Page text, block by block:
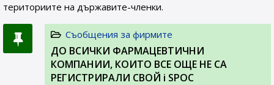
териториите на държавите-членки.
Съобщения за фирмите
ДО ВСИЧКИ ФАРМАЦЕВТИЧНИ
КОМПАНИИ, КОИТО ВСЕ ОЩЕ НЕ СА
РЕГИСТРИРАЛИ СВОЙ i SPOC